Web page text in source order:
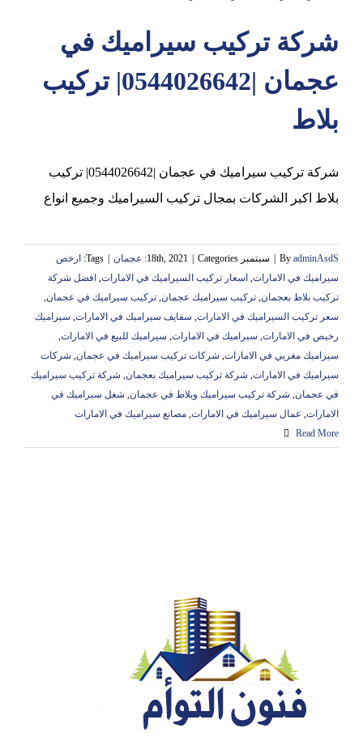
شركة تركيب سيراميك في
عجمان |0544026642| تركيب
بلاط
شركة تركيب سيراميك في عجمان |0544026642| تركيب
بلاط اكبر الشركات بمجال تركيب السيراميك وجميع انواع
By adminAsdS سبتمبر 18th, 2021 Categories: عجمان Tags:
ارخص
سيراميك في الامارات, اسعار تركيب السيراميك في الامارات, افضل شركة
تركيب بلاط بعجمان, تركيب سيراميك عجمان, تركيب سيراميك في عجمان,
سعر تركيب السيراميك في الامارات, سفايف سيراميك في الامارات, سيراميك
رخيص في الامارات, سيراميك في الامارات, سيراميك للبيع في الامارات,
سيراميك مغربي في الامارات, شركات تركيب سيراميك في عجمان, شركات
سيراميك في الامارات, شركة تركيب سيراميك بعجمان, شركة تركيب سيراميك
في عجمان, شركة تركيب سيراميك وبلاط في عجمان, شغل سيراميك في
الامارات, عمال سيراميك في الامارات, مصانع سيراميك في الامارات
Read More